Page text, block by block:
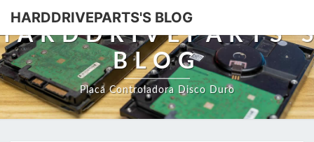
HARDDRIVEPARTS'S BLOG
BLOG
Placa Controladora Disco Duro